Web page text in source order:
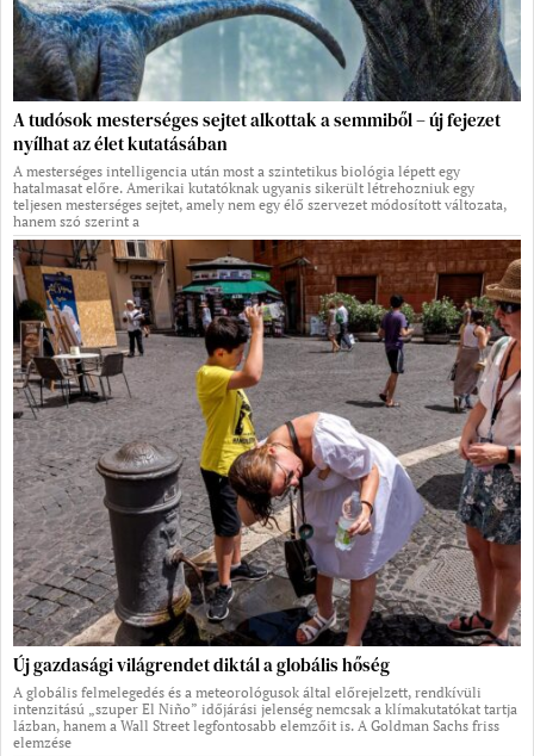
A tudósok mesterséges sejtet alkottak a semmiből – új fejezet
nyílhat az élet kutatásában
A mesterséges intelligencia után most a szintetikus biológia lépett egy
hatalmasat előre. Amerikai kutatóknak ugyanis sikerült létrehozniuk egy
teljesen mesterséges sejtet, amely nem egy élő szervezet módosított változata,
hanem szó szerint a
Új gazdasági világrendet diktál a globális hőség
A globális felmelegedés és a meteorológusok által előrejelzett, rendkívüli
intenzitású „szuper El Niño” időjárási jelenség nemcsak a klímakutatókat tartja
lázban, hanem a Wall Street legfontosabb elemzőit is. A Goldman Sachs friss
elemzése